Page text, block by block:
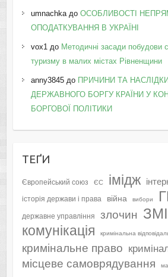
umnachkaдо ОСОБЛИВОСТІ
ОПОДАТКУВАННЯ В УКРАЇНІ
vox1до Методичні засади побудови
туризму в малих містах Рівненщини
anny3845до ПРИЧИНИ ТА
ДЕРЖАВНОГО БОРГУ КРАЇНИ У
БОРГОВОЇ ПОЛІТИКИ
ТЕҐИ
Європейський союз ЄС імідж
історія держави і права війна вибори
державне управління злочин ЗМІ
комунікація кримінальна
кримінальне право
місцеве самоврядування